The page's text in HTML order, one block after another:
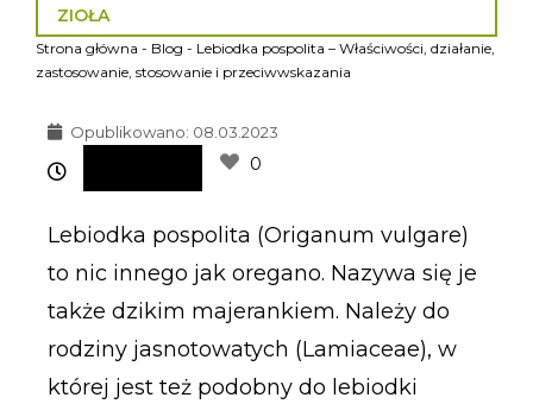
ZIOŁA
Strona główna - Blog - Lebiodka pospolita – Właściwości, działanie,
zastosowanie, stosowanie i przeciwwskazania
Opublikowano: 08.03.2023
0
Lebiodka pospolita (Origanum vulgare)
to nic innego jak oregano. Nazywa się je
także dzikim majerankiem. Należy do
rodziny jasnotowatych (Lamiaceae), w
której jest też podobny do lebiodki